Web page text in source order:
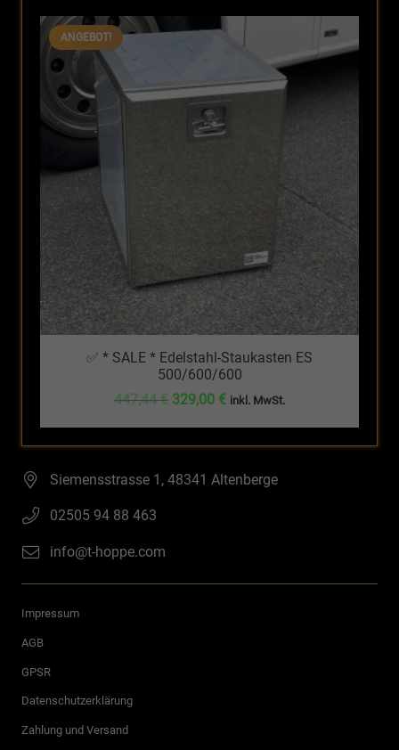
296,31 €249,90 €.
ANGEBOT!
✅ * SALE * Edelstahl-Staukasten ES
500/600/600
447,44€ Ursprünglicher
war:
447,44 €
329,00 €Aktueller
ist:
329,00 €.
inkl. MwSt.
Siemensstrasse 1, 48341 Altenberge
02505 94 88 463
info@t-hoppe.com
Impressum
AGB
GPSR
Datenschutzerklärung
Zahlung und Versand